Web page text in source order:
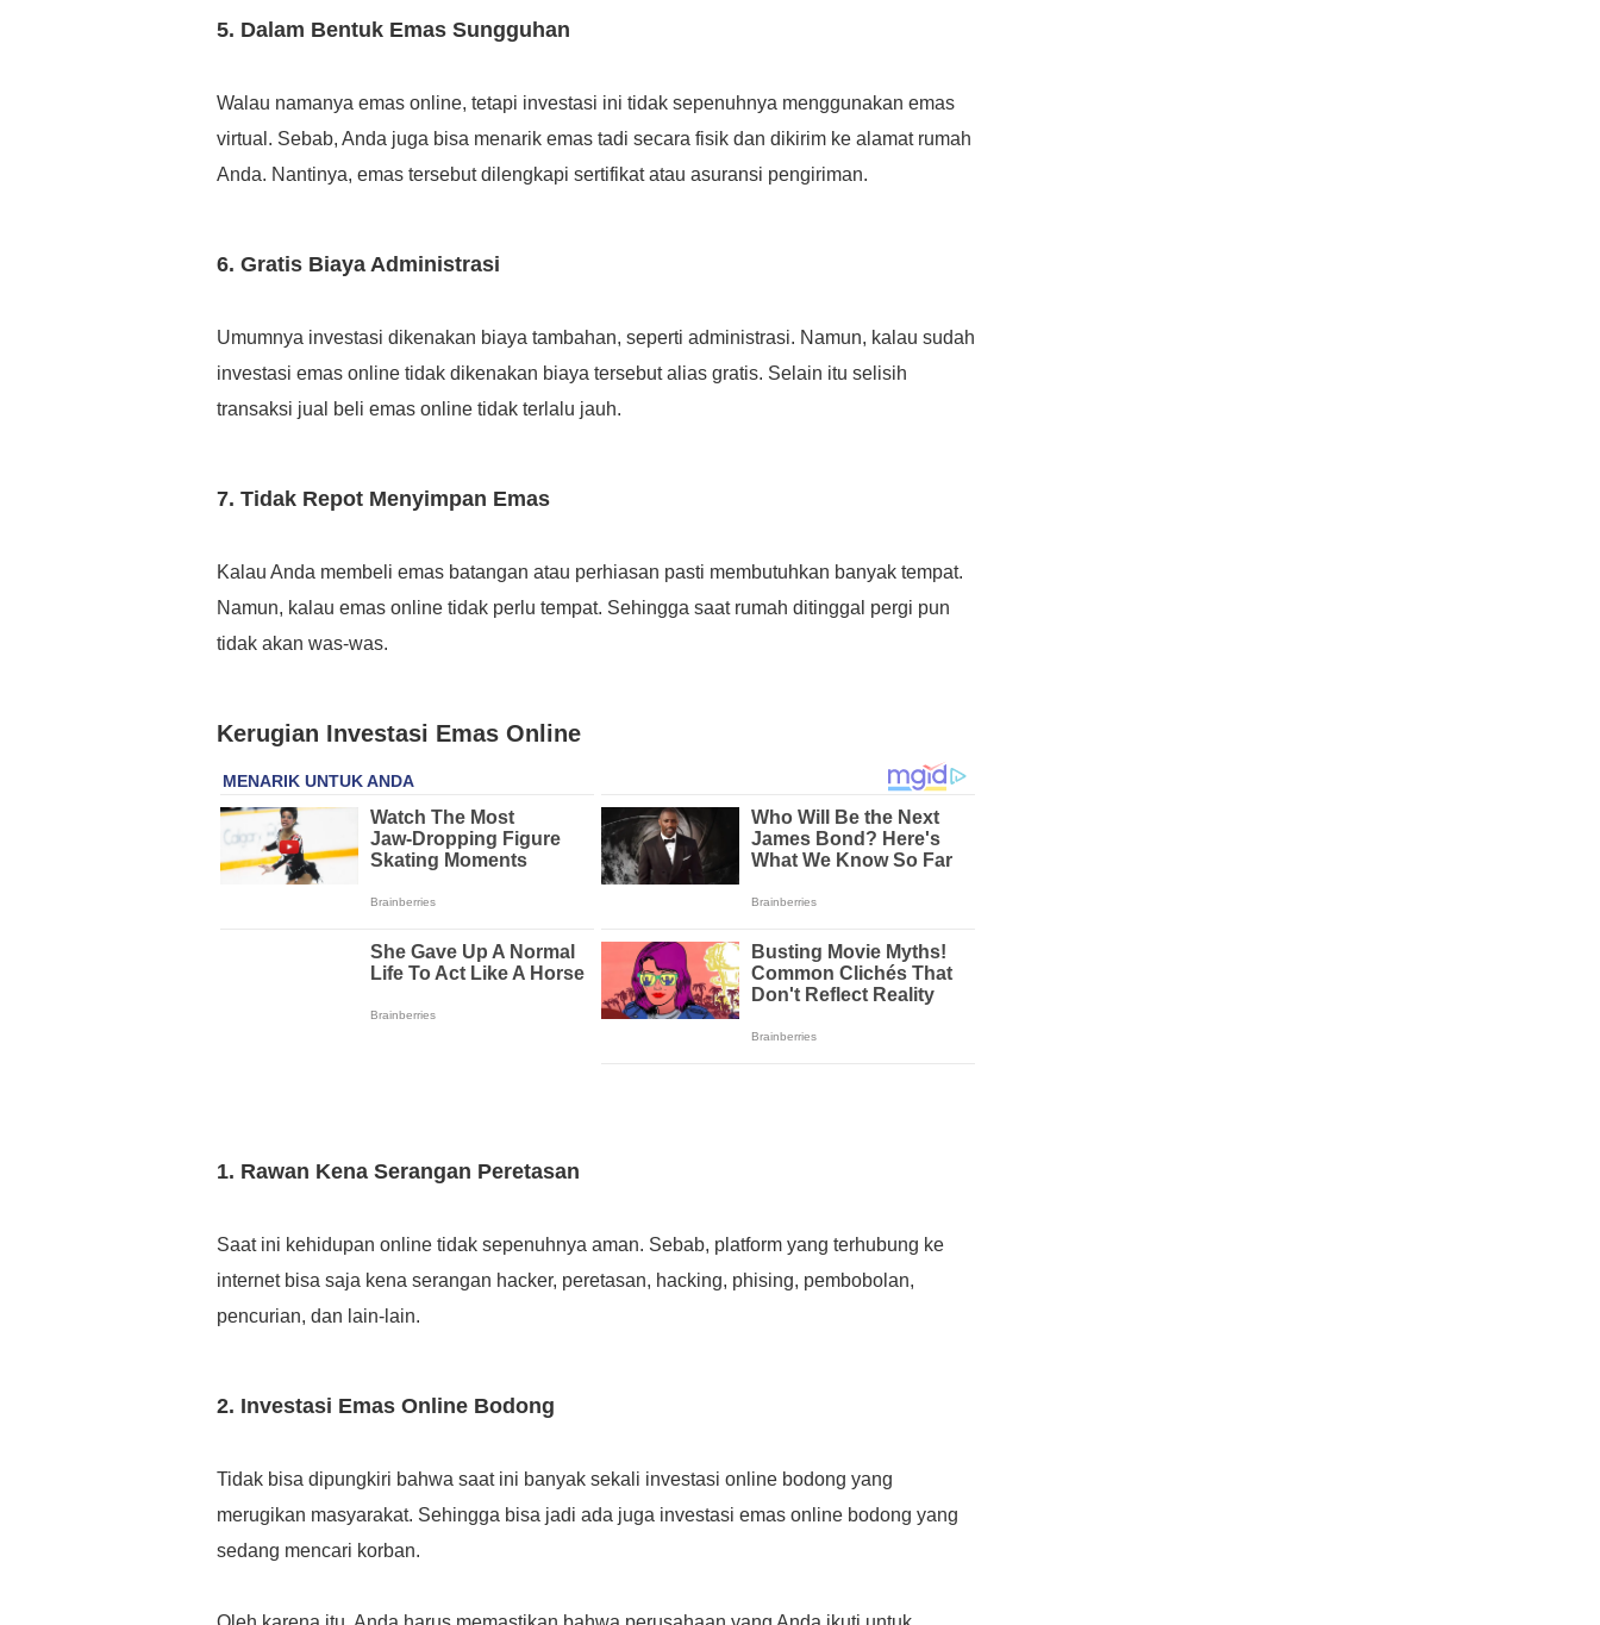
5. Dalam Bentuk Emas Sungguhan
Walau namanya emas online, tetapi investasi ini tidak sepenuhnya menggunakan emas
virtual. Sebab, Anda juga bisa menarik emas tadi secara fisik dan dikirim ke alamat rumah
Anda. Nantinya, emas tersebut dilengkapi sertifikat atau asuransi pengiriman.
6. Gratis Biaya Administrasi
Umumnya investasi dikenakan biaya tambahan, seperti administrasi. Namun, kalau sudah
investasi emas online tidak dikenakan biaya tersebut alias gratis. Selain itu selisih
transaksi jual beli emas online tidak terlalu jauh.
7. Tidak Repot Menyimpan Emas
Kalau Anda membeli emas batangan atau perhiasan pasti membutuhkan banyak tempat.
Namun, kalau emas online tidak perlu tempat. Sehingga saat rumah ditinggal pergi pun
tidak akan was-was.
Kerugian Investasi Emas Online
1. Rawan Kena Serangan Peretasan
Saat ini kehidupan online tidak sepenuhnya aman. Sebab, platform yang terhubung ke
internet bisa saja kena serangan hacker, peretasan, hacking, phising, pembobolan,
pencurian, dan lain-lain.
2. Investasi Emas Online Bodong
Tidak bisa dipungkiri bahwa saat ini banyak sekali investasi online bodong yang
merugikan masyarakat. Sehingga bisa jadi ada juga investasi emas online bodong yang
sedang mencari korban.